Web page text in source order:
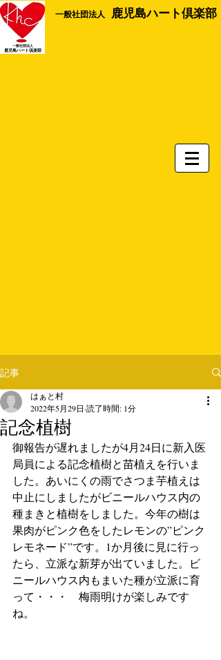
一般社団法人
​鹿児島ハート倶楽部
​一般社団法人 鹿児島ハート倶楽部
記事
記念植樹
はぁと村
2022年5月29日 読了時間: 1分
御報告が遅れましたが4月24日に新入医
局員による記念植樹と苗植えを行いま
した。あいにくの雨でさつま芋植えは
中止にしましたがビニールハウス内の
種まきと植樹をしました。今年の樹は
果肉がピンク色をしたレモンの”ピンク
レモネード”です。1か月後に見に行っ
たら、立派な新芽が出ていました。ビ
ニールハウス内もまいた種が立派に育
って・・・　梅雨明けが楽しみです
ね。